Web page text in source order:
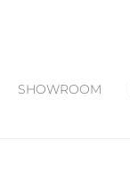
SHOWROOM